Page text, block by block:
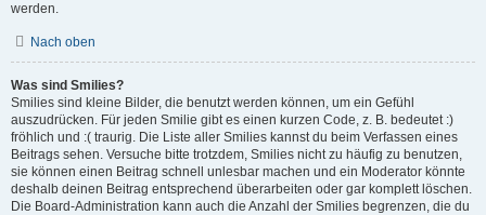
werden.
Nach oben
Was sind Smilies?
Smilies sind kleine Bilder, die benutzt werden können, um ein Gefühl
auszudrücken. Für jeden Smilie gibt es einen kurzen Code, z. B. bedeutet :)
fröhlich und :( traurig. Die Liste aller Smilies kannst du beim Verfassen eines
Beitrags sehen. Versuche bitte trotzdem, Smilies nicht zu häufig zu benutzen,
sie können einen Beitrag schnell unlesbar machen und ein Moderator könnte
deshalb deinen Beitrag entsprechend überarbeiten oder gar komplett löschen.
Die Board-Administration kann auch die Anzahl der Smilies begrenzen, die du